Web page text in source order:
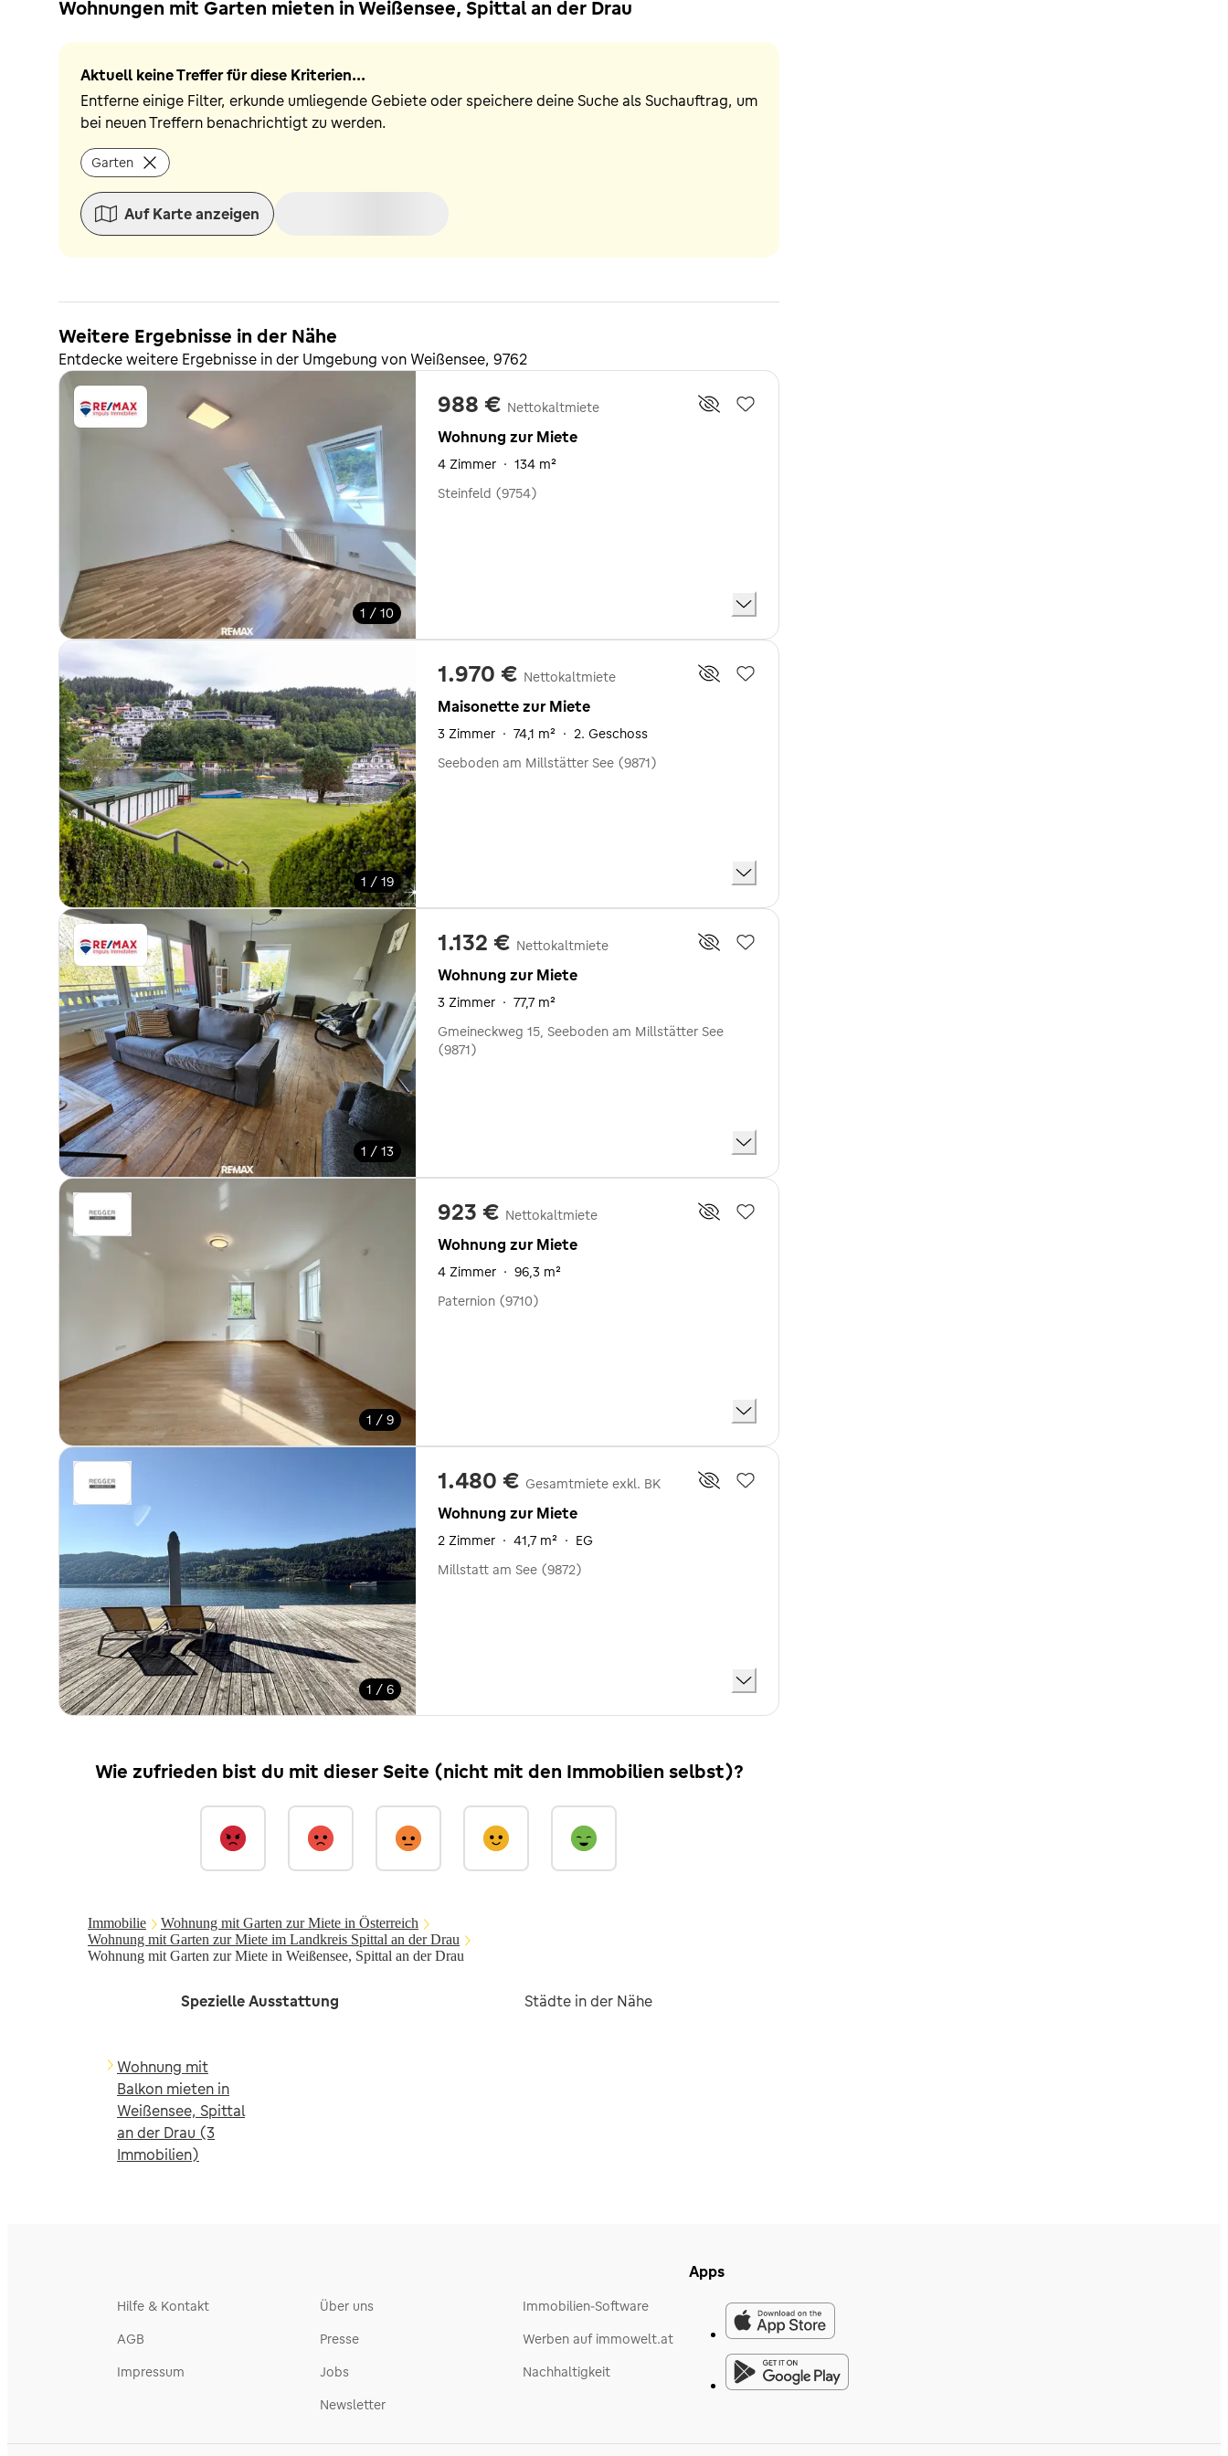
Wohnungen mit Garten mieten in Weißensee, Spittal an der Drau
Aktuell keine Treffer für diese Kriterien...
Entferne einige Filter, erkunde umliegende Gebiete oder speichere deine Suche als Suchauftrag, um
bei neuen Treffern benachrichtigt zu werden.
Garten
Auf Karte anzeigen
Weitere Ergebnisse in der Nähe
Entdecke weitere Ergebnisse in der Umgebung von Weißensee, 9762
1 / 10
988 € Nettokaltmiete
Wohnung zur Miete
4 Zimmer · 134 m²
Steinfeld (9754)
1 / 19
1.970 € Nettokaltmiete
Maisonette zur Miete
3 Zimmer · 74,1 m² · 2. Geschoss
Seeboden am Millstätter See (9871)
1 / 13
1.132 € Nettokaltmiete
Wohnung zur Miete
3 Zimmer · 77,7 m²
Gmeineckweg 15, Seeboden am Millstätter See
(9871)
1 / 9
923 € Nettokaltmiete
Wohnung zur Miete
4 Zimmer · 96,3 m²
Paternion (9710)
1 / 6
1.480 € Gesamtmiete exkl. BK
Wohnung zur Miete
2 Zimmer · 41,7 m² · EG
Millstatt am See (9872)
Wie zufrieden bist du mit dieser Seite (nicht mit den Immobilien selbst)?
Immobilie
Wohnung mit Garten zur Miete in Österreich
Wohnung mit Garten zur Miete im Landkreis Spittal an der Drau
Wohnung mit Garten zur Miete in Weißensee, Spittal an der Drau
Spezielle Ausstattung Städte in der Nähe
Wohnung mit
Balkon mieten in
Weißensee, Spittal
an der Drau (3
Immobilien)
Hilfe & Kontakt
AGB
Impressum
Über uns
Presse
Jobs
Newsletter
Immobilien-Software
Werben auf immowelt.at
Nachhaltigkeit
Apps